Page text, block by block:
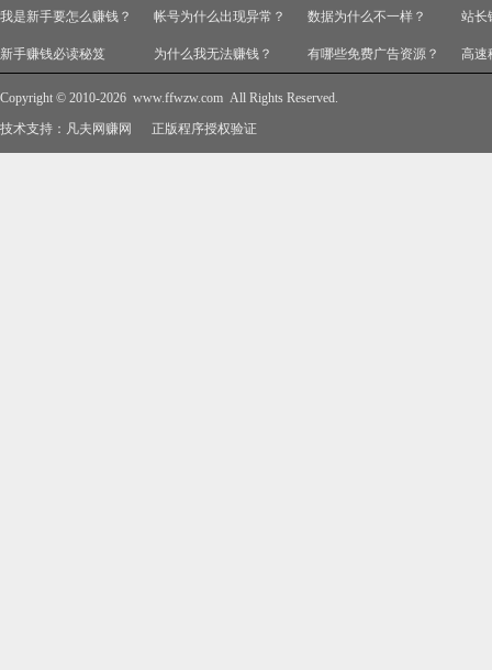
我是新手要怎么赚钱？
新手赚钱必读秘笈
帐号为什么出现异常？
为什么我无法赚钱？
数据为什么不一样？
有哪些免费广告资源？
站长
高速
Copyright © 2010-2026 www.ffwzw.com All Rights Reserved.
技术支持： 凡夫网赚网 正版程序授权验证